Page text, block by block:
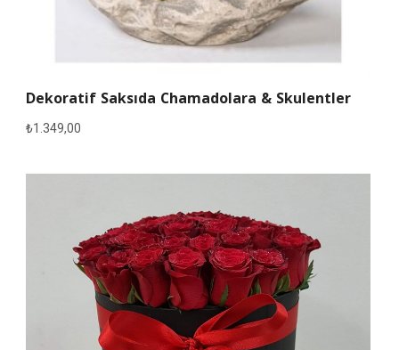
Dekoratif Saksıda Chamadolara & Skulentler
₺1.349,00